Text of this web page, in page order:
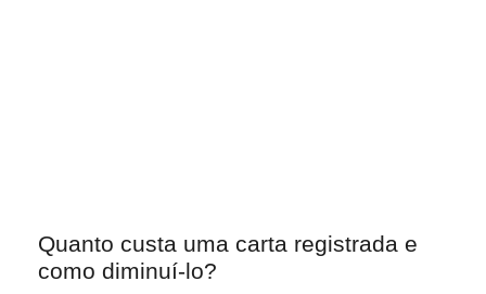
Quanto custa uma carta registrada e
como diminuí-lo?